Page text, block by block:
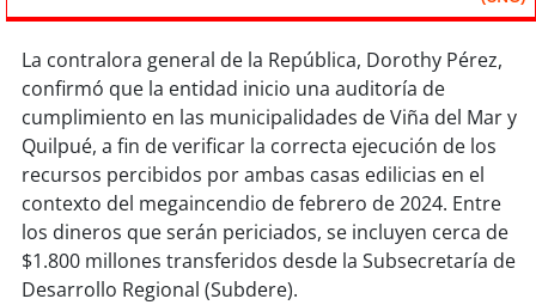
soycalama
soyantofagasta
soycopiapó
soyvalparaíso
La contralora general de la República, Dorothy Pérez,
confirmó que la entidad inicio una auditoría de
cumplimiento en las municipalidades de Viña del Mar y
Quilpué, a fin de verificar la correcta ejecución de los
recursos percibidos por ambas casas edilicias en el
contexto del megaincendio de febrero de 2024. Entre
los dineros que serán periciados, se incluyen cerca de
$1.800 millones transferidos desde la Subsecretaría de
Desarrollo Regional (Subdere).